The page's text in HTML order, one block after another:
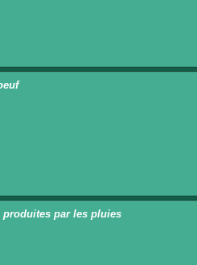
produites par les pluies